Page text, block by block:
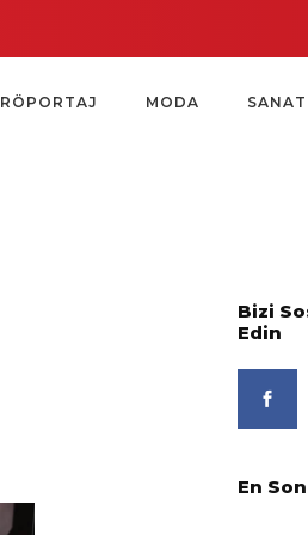
RÖPORTAJ MODA SANAT
Bizi
Edin
En